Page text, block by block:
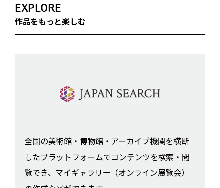
EXPLORE
作品をもっと楽しむ
全国の美術館・博物館・アーカイブ機関を横断
したプラットフォームでコンテンツを検索・閲
覧でき、マイギャラリー（オンライン展覧会）